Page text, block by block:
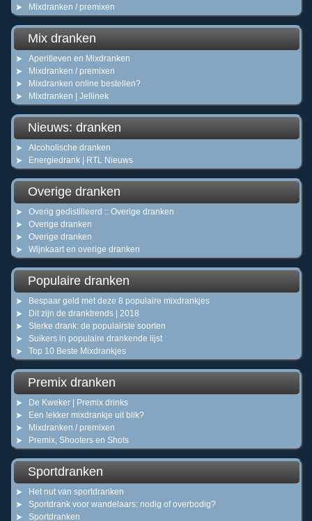
Mixdranken / premixen
Mix dranken
Aperitieven en Mixdranken
Mixdranken / premixen
Mixdranken online bestellen?
Mixdranken | Jellinek
Nieuws: dranken
Alcoholische dranken
Energiedrank | RTL Nieuws
Overige dranken
Overig gedistilleerd :: Overige dranken
Overige dranken
Overige dranken
Wijnkaart en overige dranken
Populaire dranken
Bespaar geld met deze 8 populaire mixdrankjes
Dit zijn de dranktrends | 2018
Sterke drank: de populairste soorten
Suikers in populaire drankende lijst
Top 10 Beste Mixdrankjes
Premix dranken
De Kweker | Premix drinks
Een lekker mixdrankje uit blik?
Mixdranken / premixen
Premix, Shooters en Shots
Sportdranken
Het nut van sportdranken
Sportdrank voor wandelaars: nodig of overbodig?
Sportdranken